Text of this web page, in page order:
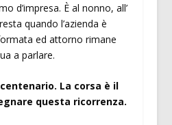
d’impresa. È al nonno, all’
quando l’azienda è
ed attorno rimane
a parlare.
centenario. La corsa è il
questa ricorrenza.